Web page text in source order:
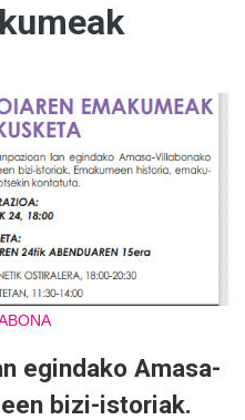
egindako Amasa-
bizi-istoriak.